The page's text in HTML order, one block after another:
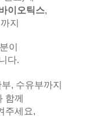
이오틱스,
까지
이
다.
, 수유부까지
함께
주세요,